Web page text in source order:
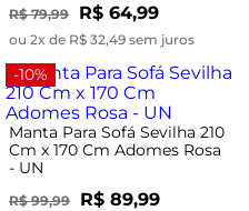
R$ 79,99 R$ 64,99
ou 2x de R$ 32,49 sem juros
-10%
Manta Para Sofá Sevilha 210
Cm x 170 Cm Adomes Rosa
- UN
R$ 99,99 R$ 89,99